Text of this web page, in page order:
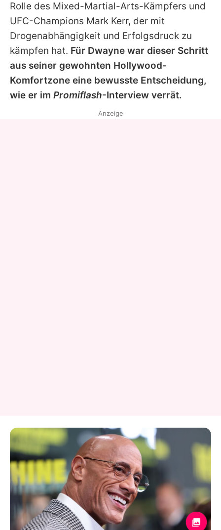
Utiq verwalten
Rolle des Mixed-Martial-Arts-Kämpfers und
UFC-Champions Mark Kerr, der mit
Drogenabhängigkeit und Erfolgsdruck zu
kämpfen hat. Für Dwayne war dieser Schritt
aus seiner gewohnten Hollywood-
Komfortzone eine bewusste Entscheidung,
wie er im Promiflash-Interview verrät.
Anzeige